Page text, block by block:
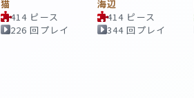
猫
414 ピース
226 回プレイ
海辺
414 ピース
344 回プレイ